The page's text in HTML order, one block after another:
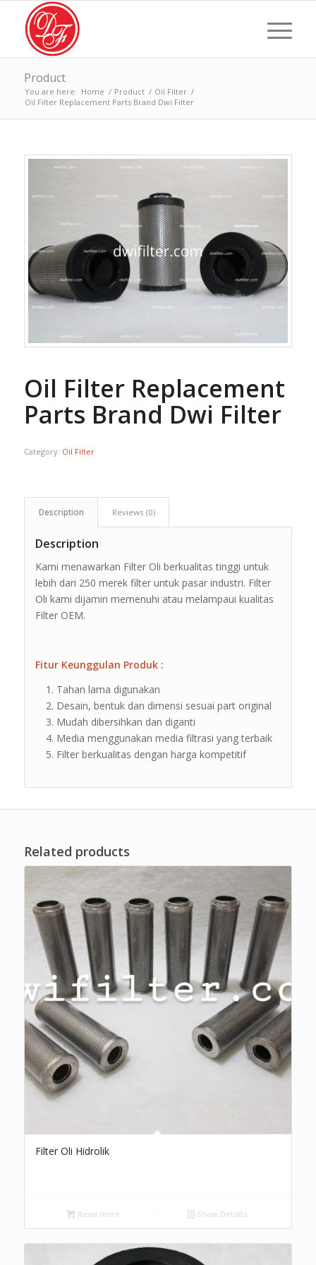
Product
You are here: Home / Product / Oil Filter /
Oil Filter Replacement Parts Brand Dwi Filter
Oil Filter Replacement
Parts Brand Dwi Filter
Category: Oil Filter
Description Reviews (0)
Description
Kami menawarkan Filter Oli berkualitas tinggi untuk
lebih dari 250 merek filter untuk pasar industri. Filter
Oli kami dijamin memenuhi atau melampaui kualitas
Filter OEM.
Fitur Keunggulan Produk :
Tahan lama digunakan
Desain, bentuk dan dimensi sesuai part original
Mudah dibersihkan dan diganti
Media menggunakan media filtrasi yang terbaik
Filter berkualitas dengan harga kompetitif
Related products
Filter Oli Hidrolik
Read more Show Details